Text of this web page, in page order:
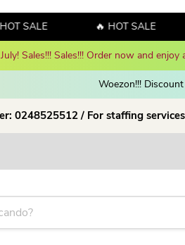
SALE 🔥 HOT SALE
Sales!!! Sales!!! Order now and
Woezon!!!
0248525512 / For staffing